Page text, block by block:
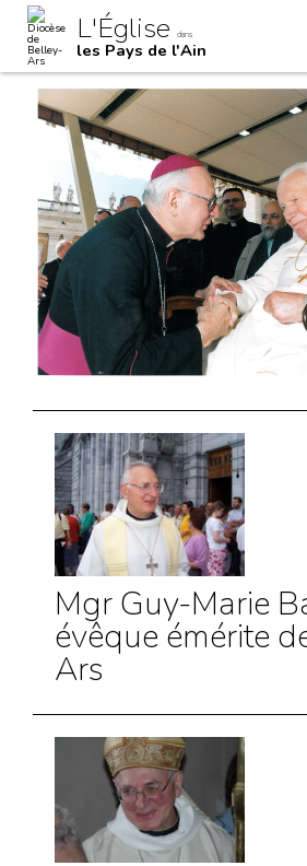
contenu.
navigation
Outils
personnels
L'Église dans
les Pays de l'Ain
Mgr Guy-Marie
évêque émérite
Ars